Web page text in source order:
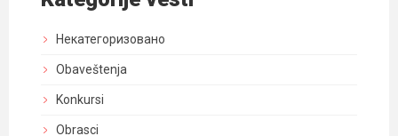
Некатегоризовано
Obaveštenja
Konkursi
Obrasci